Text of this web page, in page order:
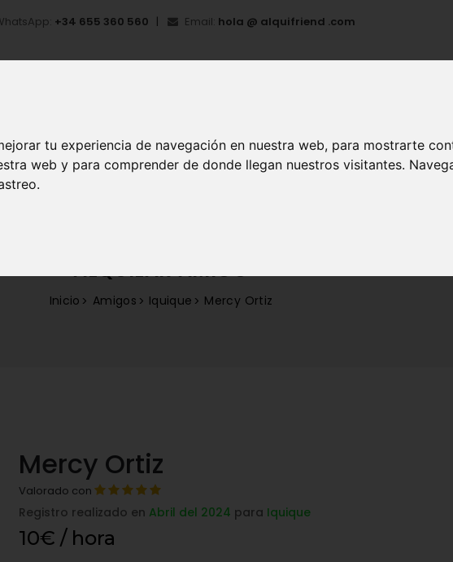
tu experiencia de navegación en nuestra web, para mostrarte
web y para comprender de donde llegan nuestros visitantes.
+34 655 360 560 Email: hola @ alquifriend .com
¿QUÉ ES ALQUIFRIEND? MI CUENTA REGISTRO
ALQUILAR AMIGO
Inicio Amigos Iquique Mercy Ortiz
Mercy Ortiz
Valorado con
Registro realizado en Abril del 2024 para Iquique
10€ / hora